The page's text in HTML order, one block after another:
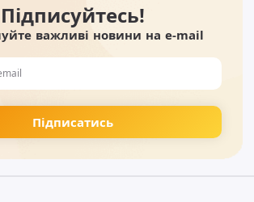
Підписуйтесь!
важливі новини на e-mail